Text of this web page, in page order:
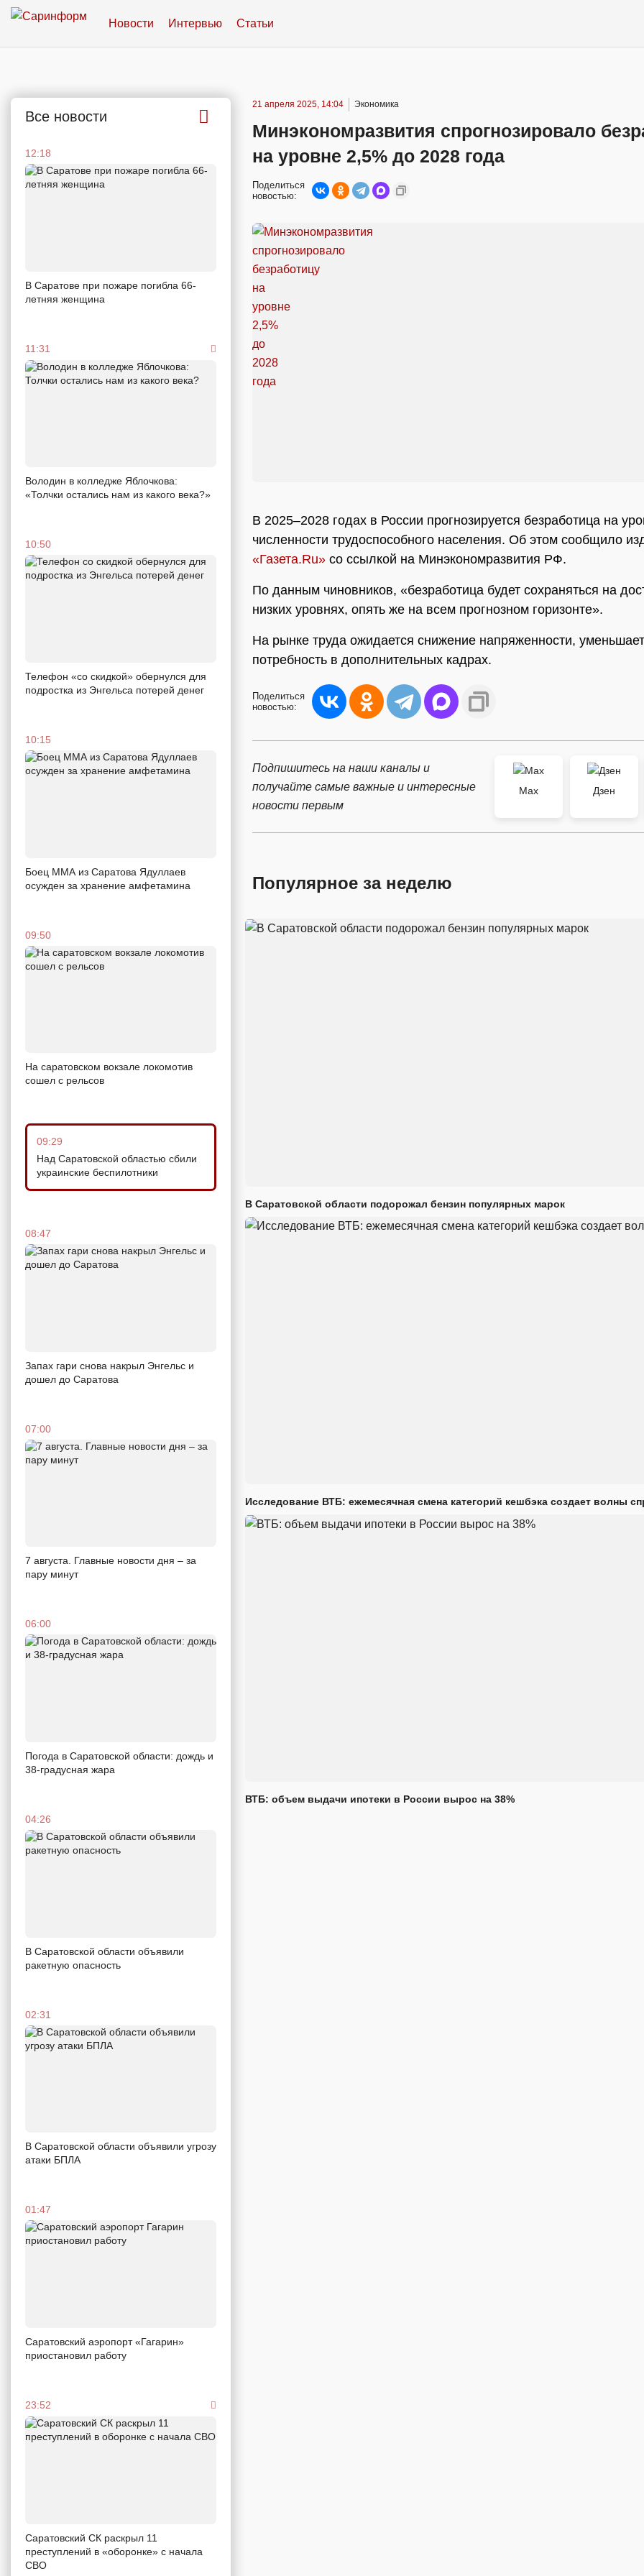
Новости Интервью Статьи
Все новости
12:18
В Саратове при пожаре погибла 66-
летняя женщина
11:31
Володин в колледже Яблочкова:
«Толчки остались нам из какого века?»
10:50
Телефон «со скидкой» обернулся для
подростка из Энгельса потерей денег
10:15
Боец ММА из Саратова Ядуллаев
осужден за хранение амфетамина
09:50
На саратовском вокзале локомотив
сошел с рельсов
09:29
Над Саратовской областью сбили
украинские беспилотники
08:47
Запах гари снова накрыл Энгельс и
дошел до Саратова
07:00
7 августа. Главные новости дня – за
пару минут
06:00
Погода в Саратовской области: дождь и
38-градусная жара
04:26
В Саратовской области объявили
ракетную опасность
02:31
В Саратовской области объявили угрозу
атаки БПЛА
01:47
Саратовский аэропорт «Гагарин»
приостановил работу
23:52
Саратовский СК раскрыл 11
преступлений в «оборонке» с начала
СВО
21 апреля 2025, 14:04 Экономика
Минэкономразвития спрогнозировало
на уровне 2,5% до 2028 года
Поделиться
новостью:
В 2025–2028 годах в России прогнозируется безработица на
численности трудоспособного населения. Об этом сообщило
«Газета.Ru» со ссылкой на Минэкономразвития РФ.
По данным чиновников, «безработица будет сохраняться на
низких уровнях, опять же на всем прогнозном горизонте».
На рынке труда ожидается снижение напряженности,
потребность в дополнительных кадрах.
Поделиться
новостью:
Подпишитесь на наши каналы и
получайте самые важные и интересные
новости первым
Max
Дзен
Популярное за неделю
В Саратовской области подорожал бензин популярных марок
Исследование ВТБ: ежемесячная смена категорий кешбэка создает волны
ВТБ: объем выдачи ипотеки в России вырос на 38%